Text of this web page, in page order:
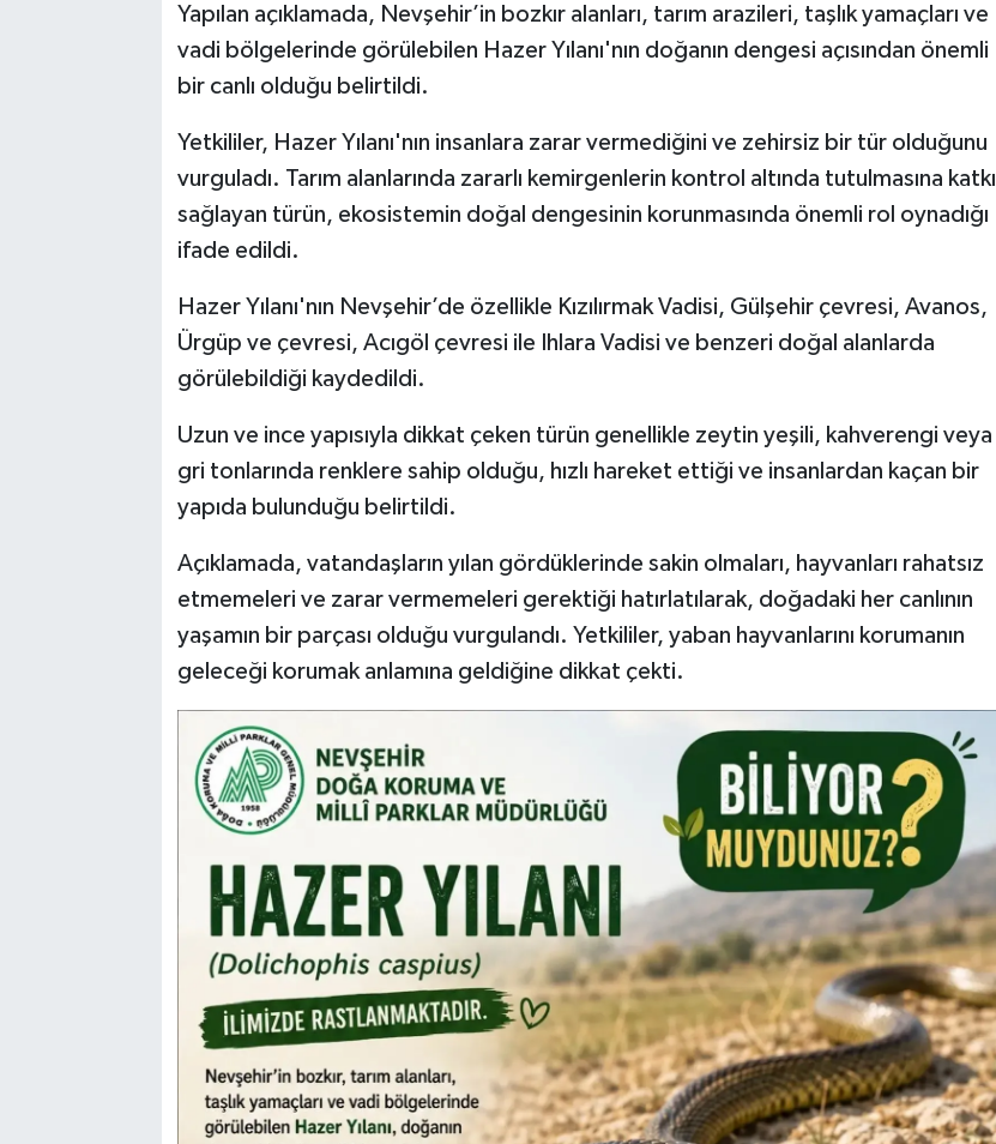
Yapılan açıklamada, Nevşehir’in bozkır alanları, tarım arazileri, taşlık yamaçları ve
vadi bölgelerinde görülebilen Hazer Yılanı'nın doğanın dengesi açısından önemli
bir canlı olduğu belirtildi.
Yetkililer, Hazer Yılanı'nın insanlara zarar vermediğini ve zehirsiz bir tür olduğunu
vurguladı. Tarım alanlarında zararlı kemirgenlerin kontrol altında tutulmasına katkı
sağlayan türün, ekosistemin doğal dengesinin korunmasında önemli rol oynadığı
ifade edildi.
Hazer Yılanı'nın Nevşehir’de özellikle Kızılırmak Vadisi, Gülşehir çevresi, Avanos,
Ürgüp ve çevresi, Acıgöl çevresi ile Ihlara Vadisi ve benzeri doğal alanlarda
görülebildiği kaydedildi.
Uzun ve ince yapısıyla dikkat çeken türün genellikle zeytin yeşili, kahverengi veya
gri tonlarında renklere sahip olduğu, hızlı hareket ettiği ve insanlardan kaçan bir
yapıda bulunduğu belirtildi.
Açıklamada, vatandaşların yılan gördüklerinde sakin olmaları, hayvanları rahatsız
etmemeleri ve zarar vermemeleri gerektiği hatırlatılarak, doğadaki her canlının
yaşamın bir parçası olduğu vurgulandı. Yetkililer, yaban hayvanlarını korumanın
geleceği korumak anlamına geldiğine dikkat çekti.